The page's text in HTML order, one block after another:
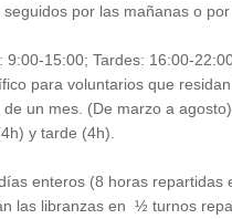
por las mañanas o
9:00-15:00; Tardes: 16:00-
para voluntarios que
un mes. (De marzo a agosto).
y tarde (4h).
enteros (8 horas repartidas
las libranzas en ½ turnos